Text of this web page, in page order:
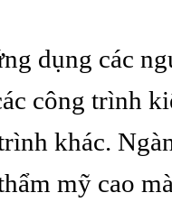
dụng các
công trình
khác.
mỹ cao